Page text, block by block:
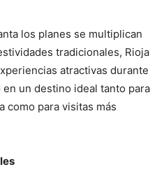
los planes se multiplican
tradicionales, Rioja
atractivas durante
un destino ideal tanto para
como para visitas más